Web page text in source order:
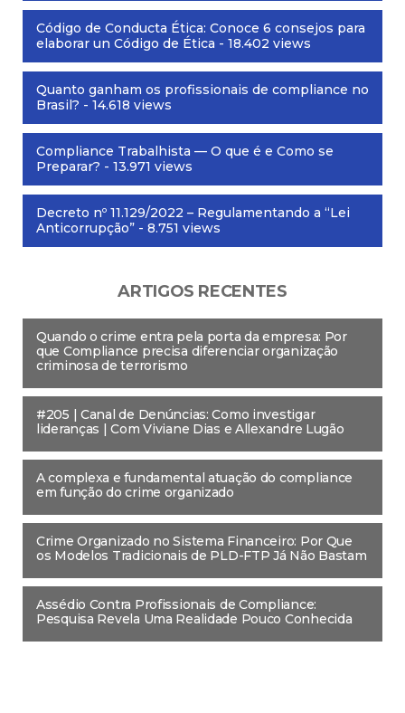
Código de Conducta Ética: Conoce 6 consejos para
elaborar un Código de Ética - 18.402 views
Quanto ganham os profissionais de compliance no
Brasil? - 14.618 views
Compliance Trabalhista — O que é e Como se
Preparar? - 13.971 views
Decreto nº 11.129/2022 – Regulamentando a “Lei
Anticorrupção” - 8.751 views
ARTIGOS RECENTES
Quando o crime entra pela porta da empresa: Por
que Compliance precisa diferenciar organização
criminosa de terrorismo
#205 | Canal de Denúncias: Como investigar
lideranças | Com Viviane Dias e Allexandre Lugão
A complexa e fundamental atuação do compliance
em função do crime organizado
Crime Organizado no Sistema Financeiro: Por Que
os Modelos Tradicionais de PLD-FTP Já Não Bastam
Assédio Contra Profissionais de Compliance:
Pesquisa Revela Uma Realidade Pouco Conhecida